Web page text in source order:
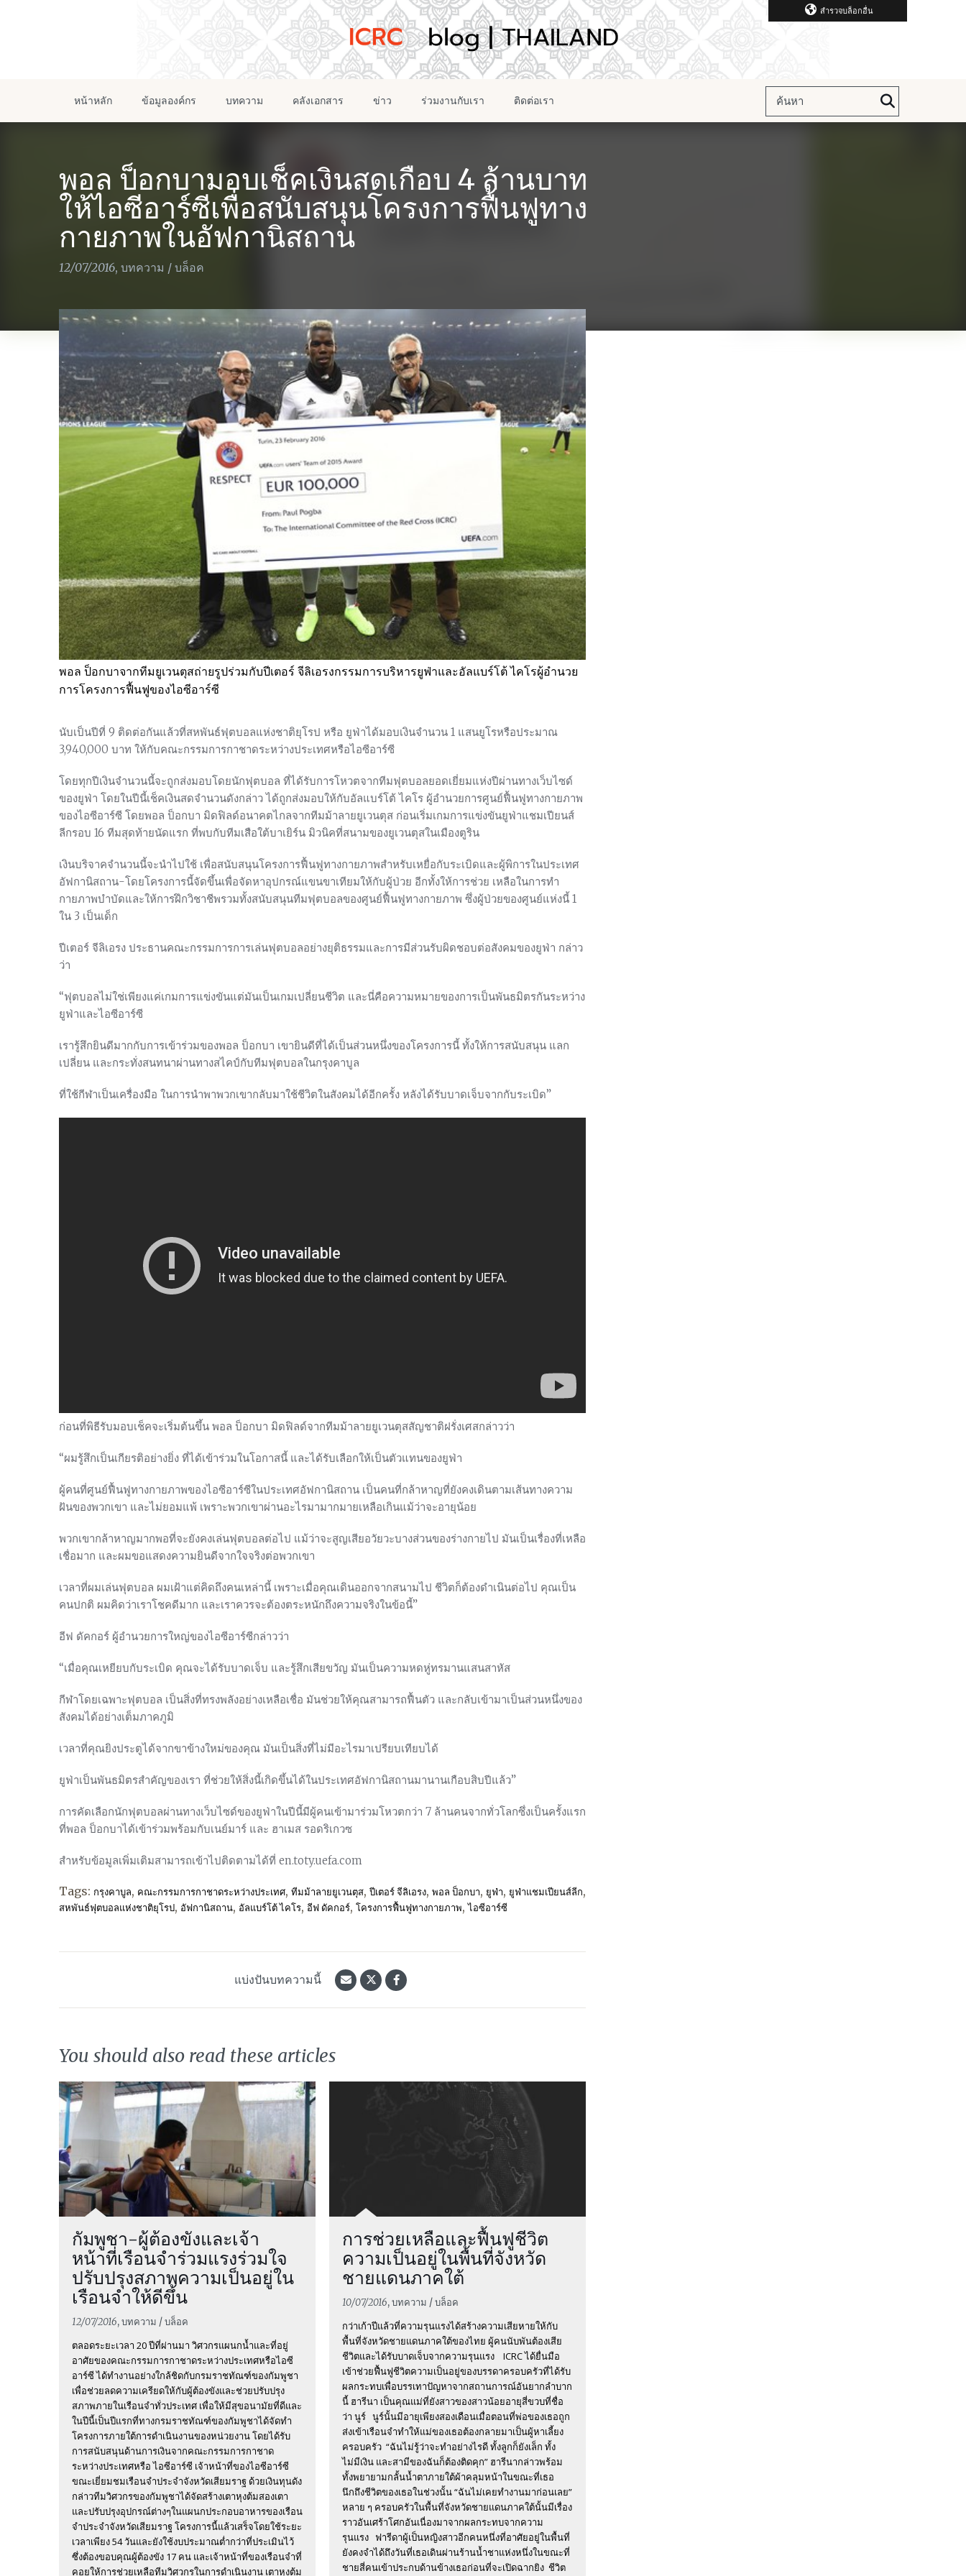
สำรวจบล็อกอื่น
หน้าหลัก ข้อมูลองค์กร บทความ คลังเอกสาร ข่าว ร่วมงานกับเรา ติดต่อเรา
พอล ป็อกบามอบเช็คเงินสดเกือบ 4 ล้านบาท
ให้ไอซีอาร์ซีเพื่อสนับสนุนโครงการฟื้นฟูทาง
กายภาพในอัฟกานิสถาน
12/07/2016, บทความ / บล็อค
พอล ป็อกบาจากทีมยูเวนตุสถ่ายรูปร่วมกับปีเตอร์ จีลิเอรงกรรมการบริหารยูฟ่าและอัลแบร์โต้ ไคโรผู้อำนวย
การโครงการฟื้นฟูของไอซีอาร์ซี
นับเป็นปีที่ 9 ติดต่อกันแล้วที่สหพันธ์ฟุตบอลแห่งชาติยุโรป หรือ ยูฟ่าได้มอบเงินจำนวน 1 แสนยูโรหรือประมาณ
3,940,000 บาท ให้กับคณะกรรมการกาชาดระหว่างประเทศหรือไอซีอาร์ซี
โดยทุกปีเงินจำนวนนี้จะถูกส่งมอบโดยนักฟุตบอล ที่ได้รับการโหวตจากทีมฟุตบอลยอดเยี่ยมแห่งปีผ่านทางเว็บไซด์
ของยูฟ่า โดยในปีนี้เช็คเงินสดจำนวนดังกล่าว ได้ถูกส่งมอบให้กับอัลแบร์โต้ ไคโร ผู้อำนวยการศูนย์ฟื้นฟูทางกายภาพ
ของไอซีอาร์ซี โดยพอล ป็อกบา มิดฟิลด์อนาคตไกลจากทีมม้าลายยูเวนตุส ก่อนเริ่มเกมการแข่งขันยูฟ่าแชมเปียนส์
ลีกรอบ 16 ทีมสุดท้ายนัดแรก ที่พบกับทีมเสือใต้บาเยิร์น มิวนิคที่สนามของยูเวนตุสในเมืองตูริน
เงินบริจาคจำนวนนี้จะนำไปใช้ เพื่อสนับสนุนโครงการฟื้นฟูทางกายภาพสำหรับเหยื่อกับระเบิดและผู้พิการในประเทศ
อัฟกานิสถาน-โดยโครงการนี้จัดขึ้นเพื่อจัดหาอุปกรณ์แขนขาเทียมให้กับผู้ป่วย อีกทั้งให้การช่วย เหลือในการทำ
กายภาพบำบัดและให้การฝึกวิชาชีพรวมทั้งสนับสนุนทีมฟุตบอลของศูนย์ฟื้นฟูทางกายภาพ ซึ่งผู้ป่วยของศูนย์แห่งนี้ 1
ใน 3 เป็นเด็ก
ปีเตอร์ จีลิเอรง ประธานคณะกรรมการการเล่นฟุตบอลอย่างยุติธรรมและการมีส่วนรับผิดชอบต่อสังคมของยูฟ่า กล่าว
ว่า
“ฟุตบอลไม่ใช่เพียงแค่เกมการแข่งขันแต่มันเป็นเกมเปลี่ยนชีวิต และนี่คือความหมายของการเป็นพันธมิตรกันระหว่าง
ยูฟ่าและไอซีอาร์ซี
เรารู้สึกยินดีมากกับการเข้าร่วมของพอล ป็อกบา เขายินดีที่ได้เป็นส่วนหนึ่งของโครงการนี้ ทั้งให้การสนับสนุน แลก
เปลี่ยน และกระทั่งสนทนาผ่านทางสไคป์กับทีมฟุตบอลในกรุงคาบูล
ที่ใช้กีฬาเป็นเครื่องมือ ในการนำพาพวกเขากลับมาใช้ชีวิตในสังคมได้อีกครั้ง หลังได้รับบาดเจ็บจากกับระเบิด”
ก่อนที่พิธีรับมอบเช็คจะเริ่มต้นขึ้น พอล ป็อกบา มิดฟิลด์จากทีมม้าลายยูเวนตุสสัญชาติฝรั่งเศสกล่าวว่า
“ผมรู้สึกเป็นเกียรติอย่างยิ่ง ที่ได้เข้าร่วมในโอกาสนี้ และได้รับเลือกให้เป็นตัวแทนของยูฟ่า
ผู้คนที่ศูนย์ฟื้นฟูทางกายภาพของไอซีอาร์ซีในประเทศอัฟกานิสถาน เป็นคนที่กล้าหาญที่ยังคงเดินตามเส้นทางความ
ฝันของพวกเขา และไม่ยอมแพ้ เพราะพวกเขาผ่านอะไรมามากมายเหลือเกินแม้ว่าจะอายุน้อย
พวกเขากล้าหาญมากพอที่จะยังคงเล่นฟุตบอลต่อไป แม้ว่าจะสูญเสียอวัยวะบางส่วนของร่างกายไป มันเป็นเรื่องที่เหลือ
เชื่อมาก และผมขอแสดงความยินดีจากใจจริงต่อพวกเขา
เวลาที่ผมเล่นฟุตบอล ผมเฝ้าแต่คิดถึงคนเหล่านี้ เพราะเมื่อคุณเดินออกจากสนามไป ชีวิตก็ต้องดำเนินต่อไป คุณเป็น
คนปกติ ผมคิดว่าเราโชคดีมาก และเราควรจะต้องตระหนักถึงความจริงในข้อนี้”
อีฟ ดัคกอร์ ผู้อำนวยการใหญ่ของไอซีอาร์ซีกล่าวว่า
“เมื่อคุณเหยียบกับระเบิด คุณจะได้รับบาดเจ็บ และรู้สึกเสียขวัญ มันเป็นความหดหู่ทรมานแสนสาหัส
กีฬาโดยเฉพาะฟุตบอล เป็นสิ่งที่ทรงพลังอย่างเหลือเชื่อ มันช่วยให้คุณสามารถฟื้นตัว และกลับเข้ามาเป็นส่วนหนึ่งของ
สังคมได้อย่างเต็มภาคภูมิ
เวลาที่คุณยิงประตูได้จากขาข้างใหม่ของคุณ มันเป็นสิ่งที่ไม่มีอะไรมาเปรียบเทียบได้
ยูฟ่าเป็นพันธมิตรสำคัญของเรา ที่ช่วยให้สิ่งนี้เกิดขึ้นได้ในประเทศอัฟกานิสถานมานานเกือบสิบปีแล้ว”
การคัดเลือกนักฟุตบอลผ่านทางเว็บไซด์ของยูฟ่าในปีนี้มีผู้คนเข้ามาร่วมโหวตกว่า 7 ล้านคนจากทั่วโลกซึ่งเป็นครั้งแรก
ที่พอล ป็อกบาได้เข้าร่วมพร้อมกับเนย์มาร์ และ ฮาเมส รอดริเกวซ
สำหรับข้อมูลเพิ่มเติมสามารถเข้าไปติดตามได้ที่ en.toty.uefa.com
Tags: กรุงคาบูล, คณะกรรมการกาชาดระหว่างประเทศ, ทีมม้าลายยูเวนตุส, ปีเตอร์ จีลิเอรง, พอล ป็อกบา, ยูฟ่า, ยูฟ่าแชมเปียนส์ลีก,
สหพันธ์ฟุตบอลแห่งชาติยุโรป, อัฟกานิสถาน, อัลแบร์โต้ ไคโร, อีฟ ดัคกอร์, โครงการฟื้นฟูทางกายภาพ,ไอซีอาร์ซี
แบ่งปันบทความนี้
You should also read these articles
กัมพูชา-ผู้ต้องขังและเจ้า
หน้าที่เรือนจำร่วมแรงร่วมใจ
ปรับปรุงสภาพความเป็นอยู่ใน
เรือนจำให้ดีขึ้น
12/07/2016, บทความ / บล็อค
ตลอดระยะเวลา 20 ปีที่ผ่านมา วิศวกรแผนกน้ำและที่อยู่
อาศัยของคณะกรรมการกาชาดระหว่างประเทศหรือไอซี
อาร์ซี ได้ทำงานอย่างใกล้ชิดกับกรมราชทัณฑ์ของกัมพูชา
เพื่อช่วยลดความเครียดให้กับผู้ต้องขังและช่วยปรับปรุง
สภาพภายในเรือนจำทั่วประเทศ เพื่อให้มีสุขอนามัยที่ดีและ
ในปีนี้เป็นปีแรกที่ทางกรมราชทัณฑ์ของกัมพูชาได้จัดทำ
โครงการภายใต้การดำเนินงานของหน่วยงาน โดยได้รับ
การสนับสนุนด้านการเงินจากคณะกรรมการกาชาด
ระหว่างประเทศหรือ ไอซีอาร์ซี เจ้าหน้าที่ของไอซีอาร์ซี
ขณะเยี่ยมชมเรือนจำประจำจังหวัดเสียมราฐ ด้วยเงินทุนดัง
กล่าวทีมวิศวกรของกัมพูชาได้จัดสร้างเตาหุงต้มสองเตา
และปรับปรุงอุปกรณ์ต่างๆในแผนกประกอบอาหารของเรือน
จำประจำจังหวัดเสียมราฐ โครงการนี้แล้วเสร็จโดยใช้ระยะ
เวลาเพียง 54 วันและยังใช้งบประมาณต่ำกว่าที่ประเมินไว้
ซึ่งต้องขอบคุณผู้ต้องขัง 17 คน และเจ้าหน้าที่ของเรือนจำที่
คอยให้การช่วยเหลือทีมวิศวกรในการดำเนินงาน เตาหุงต้ม
การช่วยเหลือและฟื้นฟูชีวิต
ความเป็นอยู่ในพื้นที่จังหวัด
ชายแดนภาคใต้
10/07/2016, บทความ / บล็อค
กว่าเก้าปีแล้วที่ความรุนแรงได้สร้างความเสียหายให้กับ
พื้นที่จังหวัดชายแดนภาคใต้ของไทย ผู้คนนับพันต้องเสีย
ชีวิตและได้รับบาดเจ็บจากความรุนแรง ICRC ได้ยื่นมือ
เข้าช่วยฟื้นฟูชีวิตความเป็นอยู่ของบรรดาครอบครัวที่ได้รับ
ผลกระทบเพื่อบรรเทาปัญหาจากสถานการณ์อันยากลำบาก
นี้ ฮารีนา เป็นคุณแม่ที่ยังสาวของสาวน้อยอายุสี่ขวบที่ชื่อ
ว่า นูร์ นูร์นั้นมีอายุเพียงสองเดือนเมื่อตอนที่พ่อของเธอถูก
ส่งเข้าเรือนจำทำให้แม่ของเธอต้องกลายมาเป็นผู้หาเลี้ยง
ครอบครัว “ฉันไม่รู้ว่าจะทำอย่างไรดี ทั้งลูกก็ยังเล็ก ทั้ง
ไม่มีเงิน และสามีของฉันก็ต้องติดคุก” ฮารีนากล่าวพร้อม
ทั้งพยายามกลั้นน้ำตาภายใต้ผ้าคลุมหน้าในขณะที่เธอ
นึกถึงชีวิตของเธอในช่วงนั้น “ฉันไม่เคยทำงานมาก่อนเลย”
หลาย ๆ ครอบครัวในพื้นที่จังหวัดชายแดนภาคใต้นั้นมีเรื่อง
ราวอันเศร้าโศกอันเนื่องมาจากผลกระทบจากความ
รุนแรง ฟารีดาผู้เป็นหญิงสาวอีกคนหนึ่งที่อาศัยอยู่ในพื้นที่
ยังคงจำได้ถึงวันที่เธอเดินผ่านร้านน้ำชาแห่งหนึ่งในขณะที่
ชายสี่คนเข้าประกบด้านข้างเธอก่อนที่จะเปิดฉากยิง ชีวิต